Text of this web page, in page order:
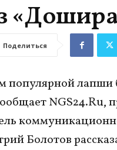
Поделиться
популярной лапши
NGS24.Ru,
Болотов